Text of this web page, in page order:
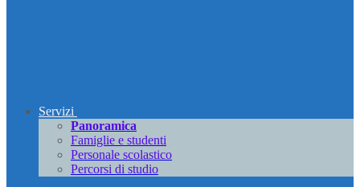
Servizi
Panoramica
Famiglie e studenti
Personale scolastico
Percorsi di studio